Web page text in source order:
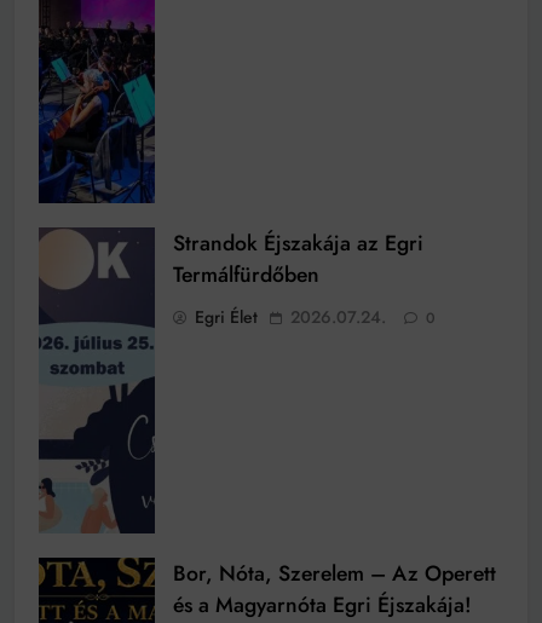
Strandok Éjszakája az Egri
Termálfürdőben
Egri Élet 2026.07.24. 0
Bor, Nóta, Szerelem – Az Operett
és a Magyarnóta Egri Éjszakája!